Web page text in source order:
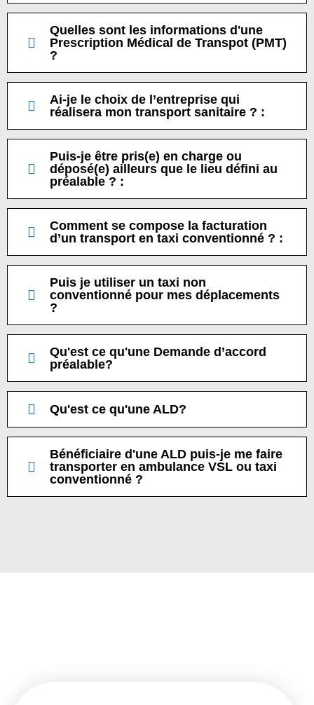
Quelles sont les informations d'une
Prescription Médical de Transpot (PMT)
?
Ai-je le choix de l’entreprise qui
réalisera mon transport sanitaire ? :
Puis-je être pris(e) en charge ou
déposé(e) ailleurs que le lieu défini au
préalable ? :
Comment se compose la facturation
d’un transport en taxi conventionné ? :
Puis je utiliser un taxi non
conventionné pour mes déplacements
?
Qu'est ce qu'une Demande d’accord
préalable?
Qu'est ce qu'une ALD?
Bénéficiaire d'une ALD puis-je me faire
transporter en ambulance VSL ou taxi
conventionné ?